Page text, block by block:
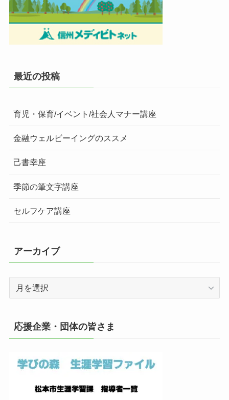
最近の投稿
育児・保育/イベント/社会人マナー講座
金融ウェルビーイングのススメ
己書幸座
季節の筆文字講座
セルフケア講座
アーカイブ
イ
ブ
応援企業・団体の皆さま